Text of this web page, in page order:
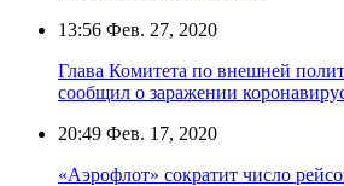
13:56 Фев. 27, 2020
Глава Комитета по внешней
сообщил о заражении
20:49 Фев. 17, 2020
«Аэрофлот» сократит число